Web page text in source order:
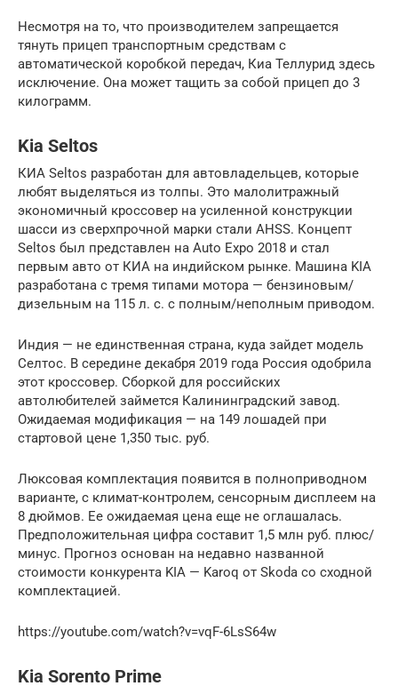
Несмотря на то, что производителем запрещается
тянуть прицеп транспортным средствам с
автоматической коробкой передач, Киа Теллурид здесь
исключение. Она может тащить за собой прицеп до 3
килограмм.
Kia Seltos
КИА Seltos разработан для автовладельцев, которые
любят выделяться из толпы. Это малолитражный
экономичный кроссовер на усиленной конструкции
шасси из сверхпрочной марки стали AHSS. Концепт
Seltos был представлен на Auto Expo 2018 и стал
первым авто от КИА на индийском рынке. Машина KIA
разработана с тремя типами мотора — бензиновым/
дизельным на 115 л. с. с полным/неполным приводом.
Индия — не единственная страна, куда зайдет модель
Селтос. В середине декабря 2019 года Россия одобрила
этот кроссовер. Сборкой для российских
автолюбителей займется Калининградский завод.
Ожидаемая модификация — на 149 лошадей при
стартовой цене 1,350 тыс. руб.
Люксовая комплектация появится в полноприводном
варианте, с климат-контролем, сенсорным дисплеем на
8 дюймов. Ее ожидаемая цена еще не оглашалась.
Предположительная цифра составит 1,5 млн руб. плюс/
минус. Прогноз основан на недавно названной
стоимости конкурента KIA — Karoq от Skoda со сходной
комплектацией.
https://youtube.com/watch?v=vqF-6LsS64w
Kia Sorento Prime